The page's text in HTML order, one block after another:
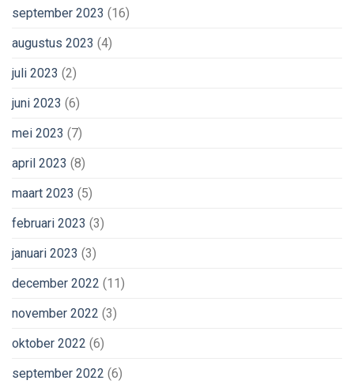
september 2023 (16)
augustus 2023 (4)
juli 2023 (2)
juni 2023 (6)
mei 2023 (7)
april 2023 (8)
maart 2023 (5)
februari 2023 (3)
januari 2023 (3)
december 2022 (11)
november 2022 (3)
oktober 2022 (6)
september 2022 (6)